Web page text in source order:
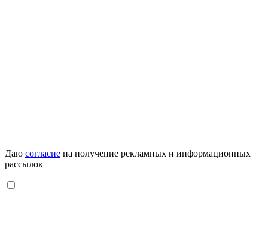
Даю согласие на получение рекламных и информационных
рассылок